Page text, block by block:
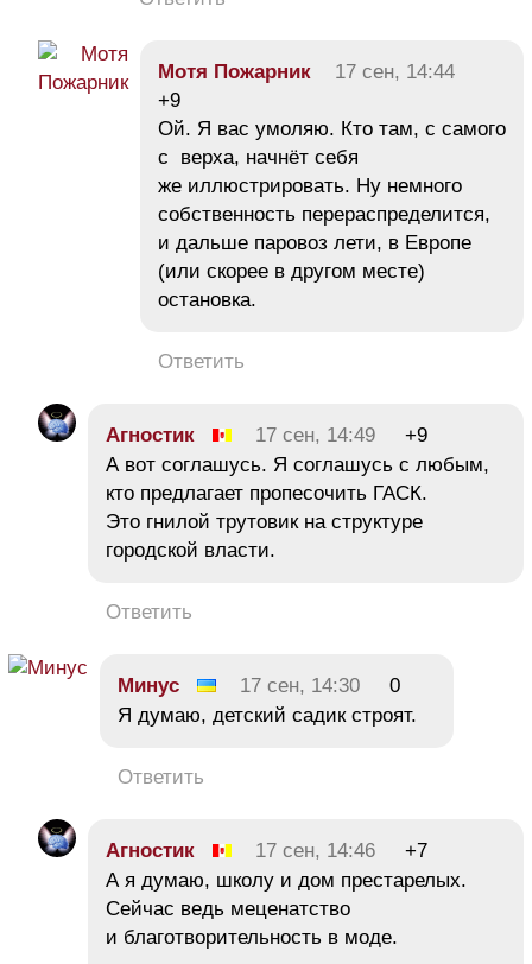
Мотя Пожарник
17 сен, 14:44
+9
Ой. Я вас умоляю. Кто там, с самого
с верха, начнёт себя
же иллюстрировать. Ну немного
собственность перераспределится,
и дальше паровоз лети, в Европе
(или скорее в другом месте)
остановка.
Ответить
Агностик 17 сен, 14:49
+9
А вот соглашусь. Я соглашусь с любым,
кто предлагает пропесочить ГАСК.
Это гнилой трутовик на структуре
городской власти.
Ответить
Минус 17 сен, 14:30
0
Я думаю, детский садик строят.
Ответить
Агностик 17 сен, 14:46
+7
А я думаю, школу и дом престарелых.
Сейчас ведь меценатство
и благотворительность в моде.